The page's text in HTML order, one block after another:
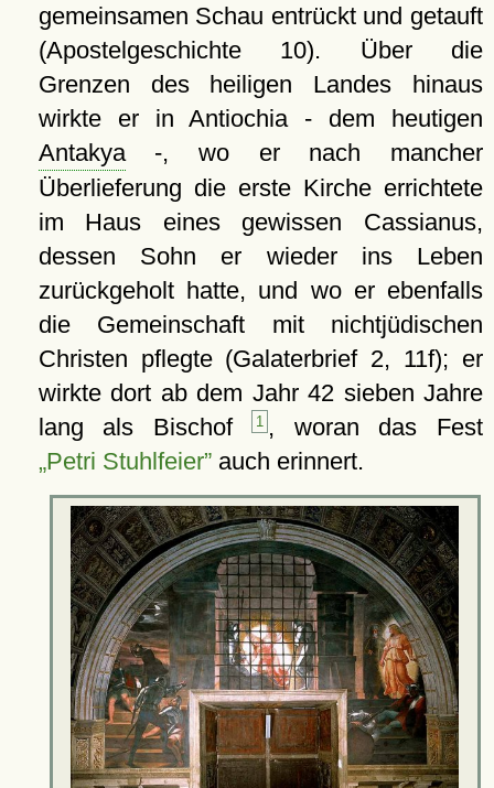
gemeinsamen Schau entrückt und getauft
(Apostelgeschichte 10). Über die
Grenzen des heiligen Landes hinaus
wirkte er in Antiochia - dem heutigen
Antakya-, wo er nach mancher
Überlieferung die erste Kirche errichtete
im Haus eines gewissen Cassianus,
dessen Sohn er wieder ins Leben
zurückgeholt hatte, und wo er ebenfalls
die Gemeinschaft mit nichtjüdischen
Christen pflegte (Galaterbrief 2, 11f); er
wirkte dort ab dem Jahr 42 sieben Jahre
lang als Bischof 1 , woran das Fest
„Petri Stuhlfeier”auch erinnert.